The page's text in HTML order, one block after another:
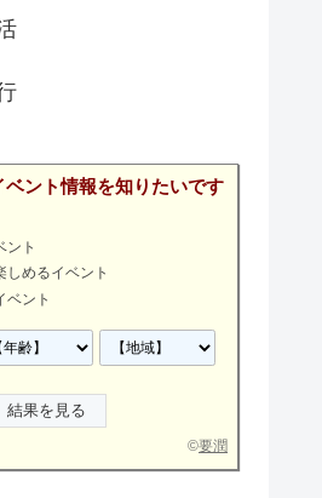
ベント情報を知りたいです
ント
しめるイベント
ベント
©要潤